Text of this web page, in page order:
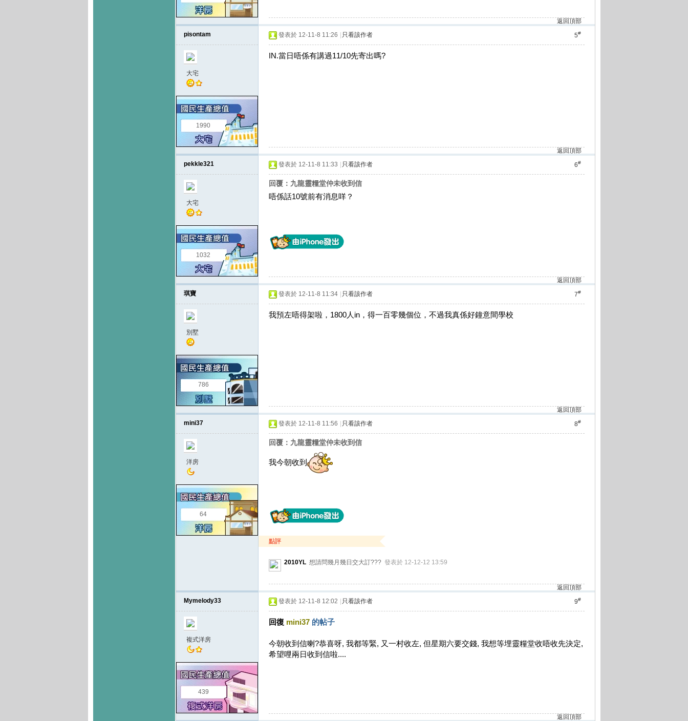
返回頂部
pisontam
大宅
1990
5#
發表於 12-11-8 11:26 只看該作者
IN.當日唔係有講過11/10先寄出嗎?
返回頂部
pekkle321
大宅
1032
6#
發表於 12-11-8 11:33 只看該作者
回覆：九龍靈糧堂仲未收到信
唔係話10號前有消息咩？
返回頂部
琪寶
別墅
786
7#
發表於 12-11-8 11:34 只看該作者
我預左唔得架啦，1800人in，得一百零幾個位，不過我真係好鐘意間學校
返回頂部
mini37
洋房
64
8#
發表於 12-11-8 11:56 只看該作者
回覆：九龍靈糧堂仲未收到信
我今朝收到
點評
2010YL 想請問幾月幾日交大訂??? 發表於 12-12-12 13:59
返回頂部
Mymelody33
複式洋房
439
9#
發表於 12-11-8 12:02 只看該作者
回復 mini37 的帖子
今朝收到信喇?恭喜呀, 我都等緊, 又一村收左, 但星期六要交錢, 我想等埋靈糧堂收唔收先決定,
希望哩兩日收到信啦....
返回頂部